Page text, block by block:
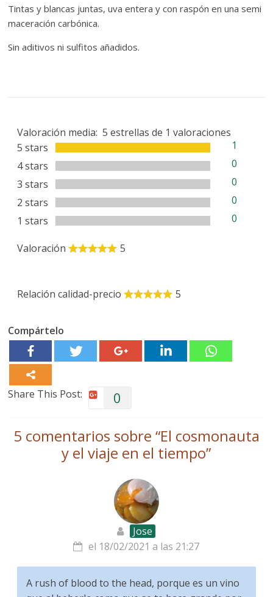
Tintas y blancas juntas, uva entera y con raspón en una semi
maceración carbónica.
Sin aditivos ni sulfitos añadidos.
Valoración media:
5 stars
1
4 stars
0
3 stars
0
2 stars
0
1 stars
0
5 estrellas de 1 valoraciones
Valoración 5
Relación calidad-precio 5
Compártelo
Share This Post: 0
5 comentarios sobre “El cosmonauta
y el viaje en el tiempo”
Jose
el 18/02/2021 a las 21:27
A rush of blood to the head, porque es un vino